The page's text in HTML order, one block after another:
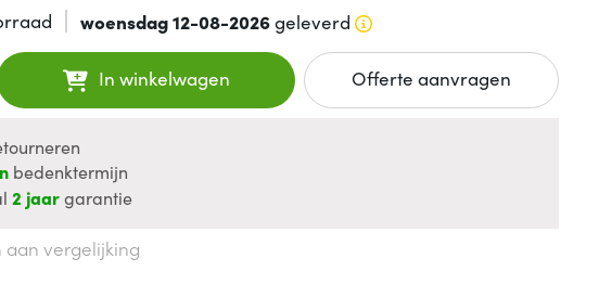
woensdag 12-08-2026geleverd
In winkelwagen Offerte aanvragen
bedenktermijn
2 jaargarantie
aan vergelijking